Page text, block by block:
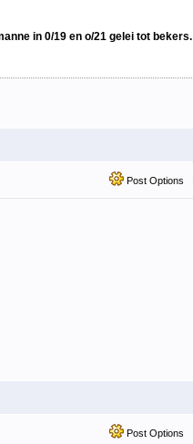
in 0/19 en o/21 gelei tot bekers.
Post Options
Post Options